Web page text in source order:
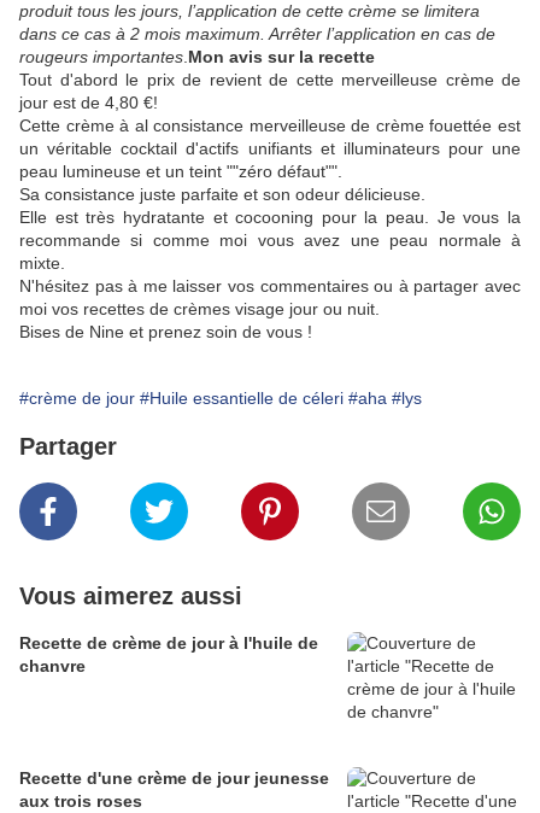
produit tous les jours, l’application de cette crème se limitera
dans ce cas à 2 mois maximum. Arrêter l’application en cas de
rougeurs importantes Mon avis sur la recette
Tout d'abord le prix de revient de cette merveilleuse crème de
jour est de 4,80 €!
Cette crème à al consistance merveilleuse de crème fouettée est
un véritable cocktail d'actifs unifiants et illuminateurs pour une
peau lumineuse et un teint ""zéro défaut"".
Sa consistance juste parfaite et son odeur délicieuse.
Elle est très hydratante et cocooning pour la peau. Je vous la
recommande si comme moi vous avez une peau normale à
mixte.
N'hésitez pas à me laisser vos commentaires ou à partager avec
moi vos recettes de crèmes visage jour ou nuit.
Bises de Nine et prenez soin de vous !
#crème de jour #Huile essantielle de céleri #aha #lys
Partager
Vous aimerez aussi
Recette de crème de jour à l'huile de
chanvre
Recette d'une crème de jour jeunesse
aux trois roses